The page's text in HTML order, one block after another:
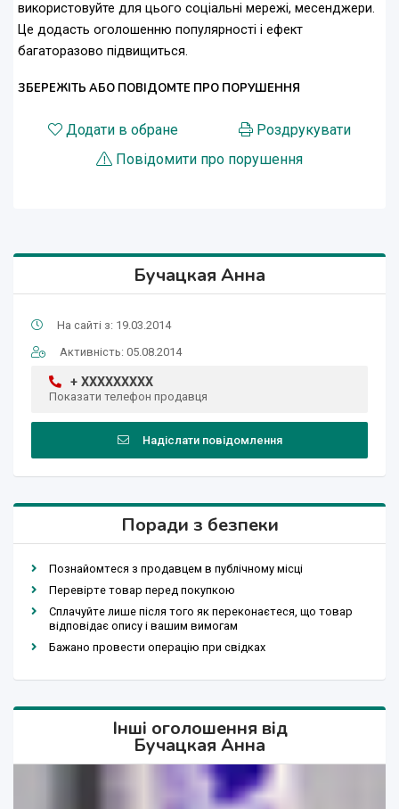
використовуйте для цього соціальні мережі, месенджери.
Це додасть оголошенню популярності і ефект
багаторазово підвищиться.
ЗБЕРЕЖІТЬ АБО ПОВІДОМТЕ ПРО ПОРУШЕННЯ
Додати в обране
Роздрукувати
Повідомити про порушення
Бучацкая Анна
На сайті з: 19.03.2014
Активність: 05.08.2014
+ XXXXXXXXX
Показати телефон продавця
Надіслати повідомлення
Поради з безпеки
Познайомтеся з продавцем в публічному місці
Перевірте товар перед покупкою
Сплачуйте лише після того як переконаєтеся, що товар
відповідає опису і вашим вимогам
Бажано провести операцію при свідках
Інші оголошення від
Бучацкая Анна